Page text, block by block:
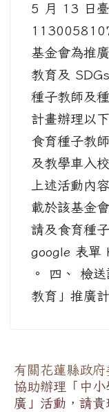
5 月 13 日
基金會為推
教育及
種子教師及
計畫辦理以
食育種子教
及教學車入
上述活動內
載於該基金
請及食育種
google 表單
。 四、 檢
教育」推廣
有關花蓮縣政
協助辦理「中
廣」活動，請貴